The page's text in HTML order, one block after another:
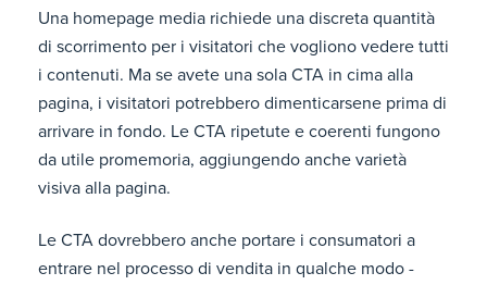
Una homepage media richiede una discreta quantità
di scorrimento per i visitatori che vogliono vedere tutti
i contenuti. Ma se avete una sola CTA in cima alla
pagina, i visitatori potrebbero dimenticarsene prima di
arrivare in fondo. Le CTA ripetute e coerenti fungono
da utile promemoria, aggiungendo anche varietà
visiva alla pagina.
Le CTA dovrebbero anche portare i consumatori a
entrare nel processo di vendita in qualche modo -